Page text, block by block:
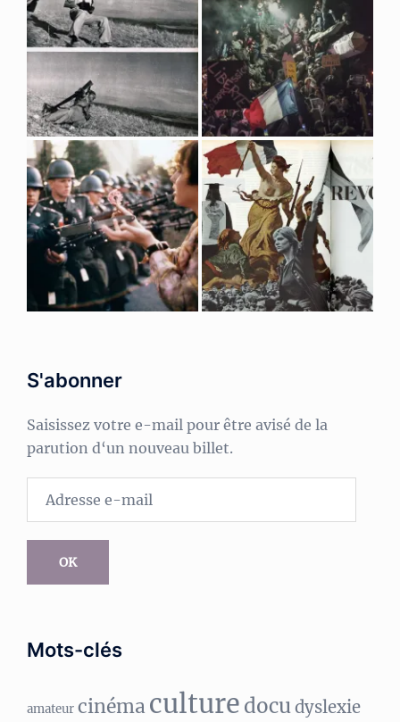
S'abonner
Saisissez votre e-mail pour être avisé de la
parution d‘un nouveau billet.
OK
Mots-clés
amateur cinémaculture docu dyslexie